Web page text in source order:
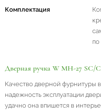
Комплектация
по
Дверная ручка W MH-27 SC/
Качество дверной фурнитуры
надежность эксплуатации
удачно она впишется в